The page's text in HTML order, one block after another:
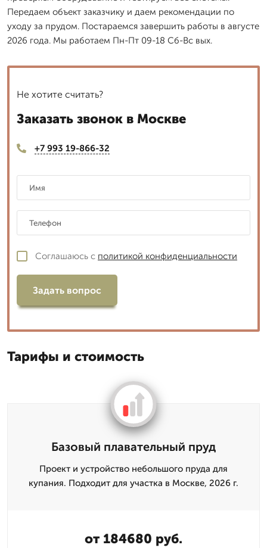
Передаем объект заказчику и даем рекомендации по
уходу за прудом. Постараемся завершить работы в августе
2026 года. Мы работаем Пн-Пт 09-18 Сб-Вс вых.
Не хотите считать?
Заказать звонок в Москве
+7 993 19-866-32
Соглашаюсь с политикой конфиденциальности
Задать вопрос
Тарифы и стоимость
Базовый плавательный пруд
Проект и устройство небольшого пруда для
купания. Подходит для участка в Москве, 2026 г.
от 184680 руб.